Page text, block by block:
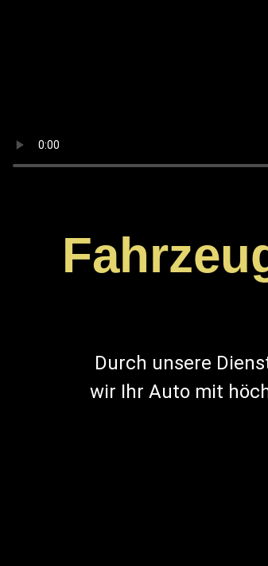
Durch unsere
wir Ihr Auto mit